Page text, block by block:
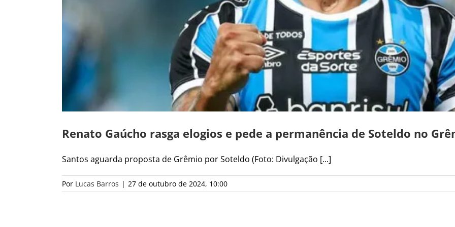
Renato Gaúcho rasga elogios e pede a permanência de Soteldo no
Santos aguarda proposta de Grêmio por Soteldo (Foto: Divulgação [...]
Por Lucas Barros | 27 de outubro de 2024, 10:00